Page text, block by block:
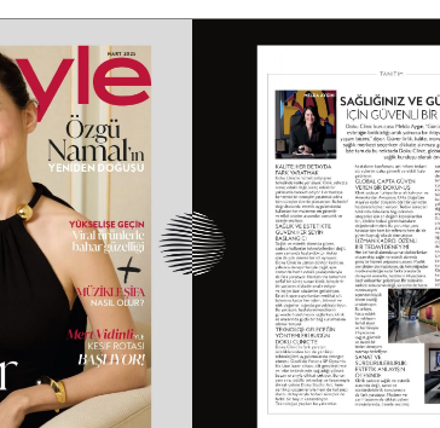
Lazer Tedaviler
Fotona SP
Dynamis Nx Line
Fraksiyonel Lazer
ICON Lazer
Lazer Epilasyon
Starwalker Lazer
Red Touch
Plexr Lazer
Lazerle Dövme Silme
Lazerle Kılcal Damar
Tedavisi
Femilift: Genital
Gençleşme
Yanak Dolgusu
Alın Dolgusu
Göz Altı Işık Dolgusu
Çene Dolgusu (Jawline)
Akıllı Dolgu
NanoFat
Bölgesel İncelme
Emtone
Emsculpt
CoolSculpting – Soğuk
Lipocel – Cool Sonic
Çatlak Tedavisi
Lenf Drenaj Ödem
Tedavisi